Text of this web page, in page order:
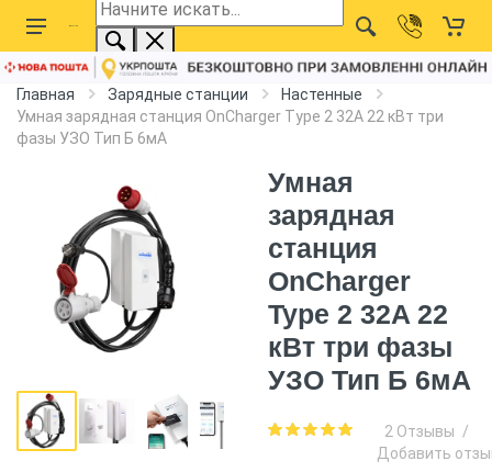
Главная Зарядные станции
Настенные
Умная зарядная станция OnCharger Type 2 32A 22 кВт три
фазы УЗО Тип Б 6мА
Умная
зарядная
станция
OnCharger
Type 2 32A 22
кВт три фазы
УЗО Тип Б 6мА
2 Отзывы /
Добавить